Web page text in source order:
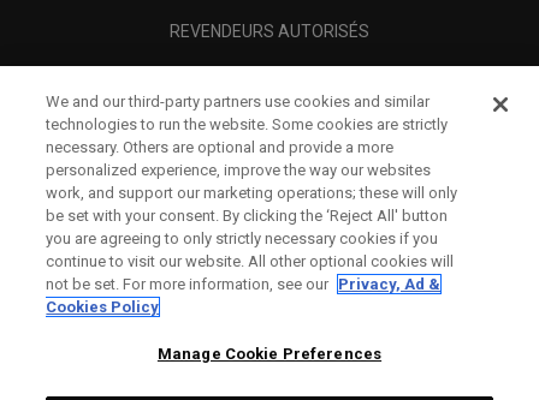
REVENDEURS AUTORISÉS
A PROPOS
MENTIONS LÉGALES
We and our third-party partners use cookies and similar
technologies to run the website. Some cookies are strictly
necessary. Others are optional and provide a more
personalized experience, improve the way our websites
work, and support our marketing operations; these will only
be set with your consent. By clicking the ‘Reject All' button
you are agreeing to only strictly necessary cookies if you
continue to visit our website. All other optional cookies will
not be set. For more information, see our Privacy, Ad &
Cookies Policy
Manage Cookie Preferences